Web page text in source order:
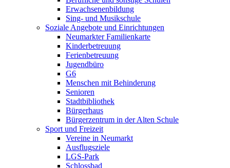
Erwachsenenbildung
Sing- und Musikschule
Soziale Angebote und Einrichtungen
Neumarkter Familienkarte
Kinderbetreuung
Ferienbetreuung
Jugendbüro
G6
Menschen mit Behinderung
Senioren
Stadtbibliothek
Bürgerhaus
Bürgerzentrum in der Alten Schule
Sport und Freizeit
Vereine in Neumarkt
Ausflugsziele
LGS-Park
Schlossbad